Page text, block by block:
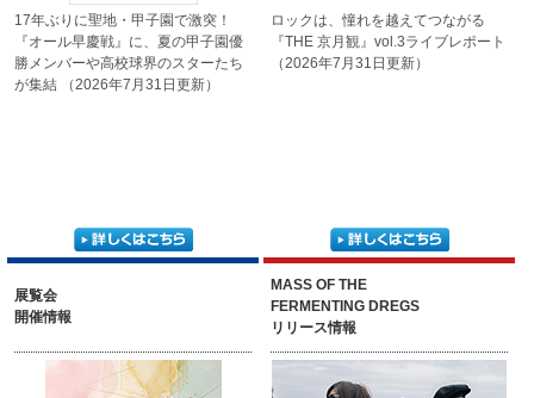
17年ぶりに聖地・甲子園で激突！
『オール早慶戦』に、 夏の甲子園優
勝メンバーや高校球界のスターたち
が集結
（2026年7月31日更新）
ロックは、憧れを越えてつながる
『THE 京月観』vol.3ライブレポート
（2026年7月31日更新）
展覧会
開催情報
MASS OF THE
FERMENTING DREGS
リリース情報